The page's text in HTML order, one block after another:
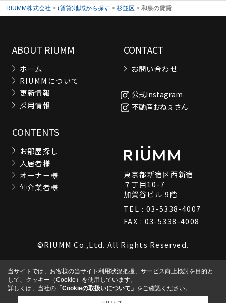
RIUMM株式会社 > (賃貸)地域から探す > 杉並区 > 和泉の賃貸
ABOUT RIUMM
ホーム
RIUMMについて
更新情報
採用情報
CONTACT
お問い合わせ
公式Instagram
不動産おねぇさん
CONTENTS
お部屋探し
入居者様
オーナー様
仲介業者様
東京都新宿区西新宿
７丁目10-7
加賀谷ビル 9階
TEL : 03-5338-4007
FAX : 03-5338-4008
©RIUMM Co.,Ltd. All Rights Reserved.
当サイトでは、お客様の当サイト利用状況把握、サービス向上検討を目的と
して、クッキー（Cookie）を使用しています。
詳しくは、当社の 「Cookieの取扱いについて」 をご確認ください。